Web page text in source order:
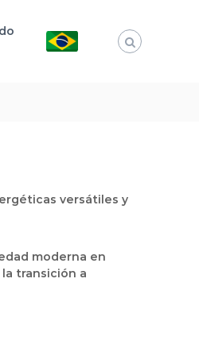
versátiles y
moderna en
transición a